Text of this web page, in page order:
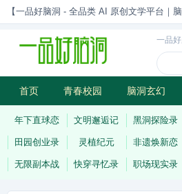
【一品好脑洞 - 全品类 AI 原创文学平台｜
一品
首页 青春校园 脑洞玄幻
历史权谋 武侠江湖 灵异志怪
年下直球恋 文明邂逅记 黑洞探险录
田园创业录 灵植纪元 非遗焕新恋
无限副本战 快穿寻忆录 职场现实录